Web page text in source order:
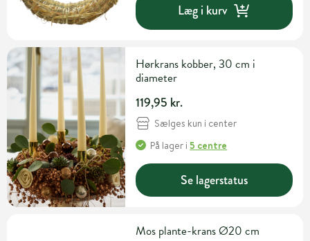
Læg i kurv
Hørkrans kobber, 30 cm i
diameter
119,95 kr.
Sælges kun i center
På lager i5 centre
Se lagerstatus
Mos plante-krans Ø20 cm